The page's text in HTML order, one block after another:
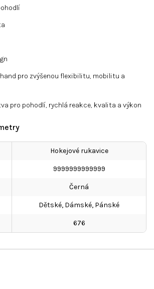
pro zvýšenou flexibilitu, mobilitu a
pro pohodlí, rychlá reakce, kvalita a výkon
Hokejové rukavice
9999999999999
Černá
Dětské, Dámské, Pánské
676